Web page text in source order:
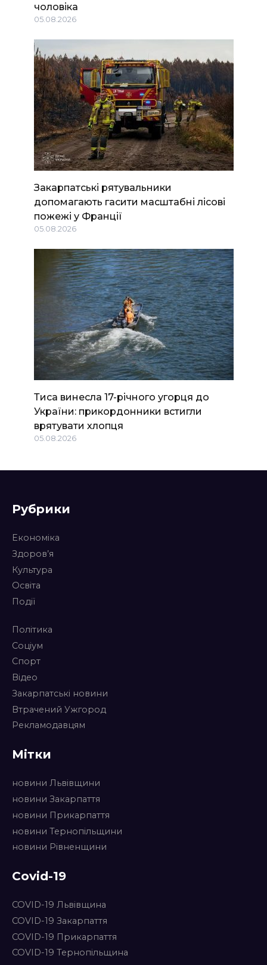
чоловіка
05.08.2026
Закарпатські рятувальники
допомагають гасити масштабні лісові
пожежі у Франції
05.08.2026
Тиса винесла 17-річного угорця до
України: прикордонники встигли
врятувати хлопця
05.08.2026
Рубрики
Економіка
Здоров’я
Культура
Освіта
Події
Політика
Соціум
Спорт
Відео
Закарпатські новини
Втрачений Ужгород
Рекламодавцям
Мітки
новини Львівщини
новини Закарпаття
новини Прикарпаття
новини Тернопільщини
новини Рівненщини
Covid-19
COVID-19 Львівщина
COVID-19 Закарпаття
COVID-19 Прикарпаття
COVID-19 Тернопільщина